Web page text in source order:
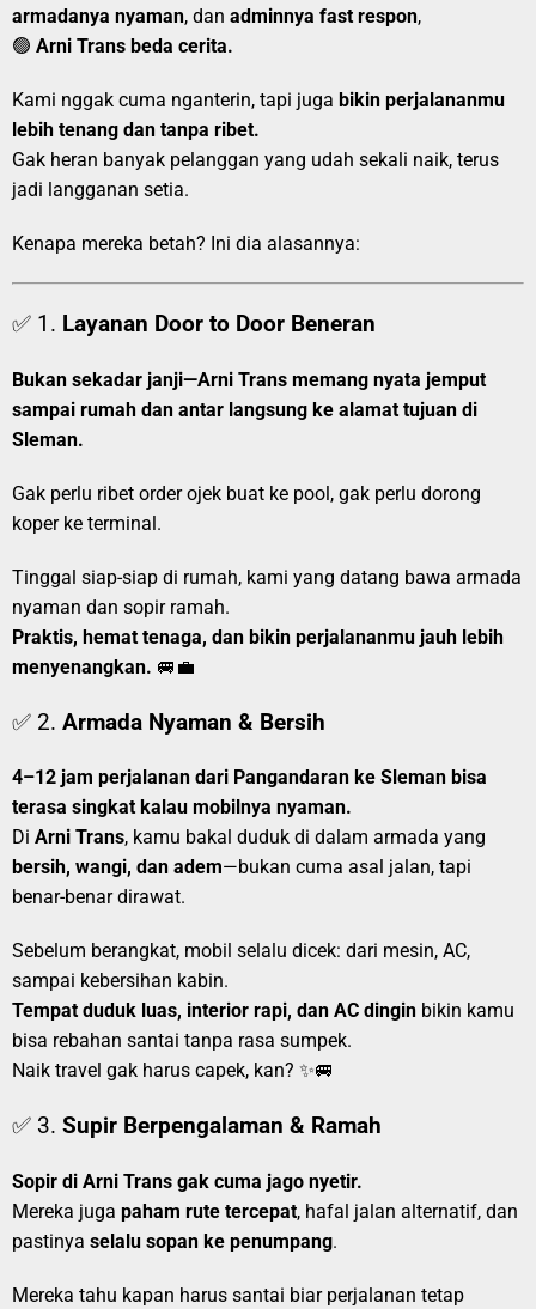
armadanya nyaman, dan adminnya fast respon,
🟢 Arni Trans beda cerita.
Kami nggak cuma nganterin, tapi juga bikin perjalananmu
lebih tenang dan tanpa ribet.
Gak heran banyak pelanggan yang udah sekali naik, terus
jadi langganan setia.
Kenapa mereka betah? Ini dia alasannya:
✅ 1. Layanan Door to Door Beneran
Bukan sekadar janji—Arni Trans memang nyata jemput
sampai rumah dan antar langsung ke alamat tujuan di
Sleman.
Gak perlu ribet order ojek buat ke pool, gak perlu dorong
koper ke terminal.
Tinggal siap-siap di rumah, kami yang datang bawa armada
nyaman dan sopir ramah.
Praktis, hemat tenaga, dan bikin perjalananmu jauh lebih
menyenangkan. 🚐💼
✅ 2. Armada Nyaman & Bersih
4–12 jam perjalanan dari Pangandaran ke Sleman bisa
terasa singkat kalau mobilnya nyaman.
Di Arni Trans, kamu bakal duduk di dalam armada yang
bersih, wangi, dan adem—bukan cuma asal jalan, tapi
benar-benar dirawat.
Sebelum berangkat, mobil selalu dicek: dari mesin, AC,
sampai kebersihan kabin.
Tempat duduk luas, interior rapi, dan AC dingin bikin kamu
bisa rebahan santai tanpa rasa sumpek.
Naik travel gak harus capek, kan? ✨🚐
✅ 3. Supir Berpengalaman & Ramah
Sopir di Arni Trans gak cuma jago nyetir.
Mereka juga paham rute tercepat, hafal jalan alternatif, dan
pastinya selalu sopan ke penumpang.
Mereka tahu kapan harus santai biar perjalanan tetap